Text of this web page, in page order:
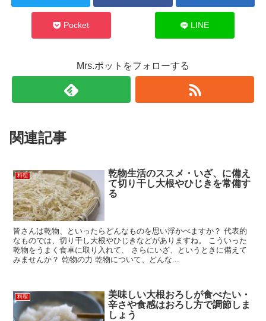
Pocket LINE
Mrs.ポットをフォローする
関連記事
料理
乾物生活のススメ・いざ、に備え
て切り干し大根やひじきを常備す
る
皆さんは乾物、といったらどんなものを思い浮かべますか？ 代表的
なものでは、切り干し大根やひじきなどがありますね。 こういった
乾物をうまく食卓に取り入れて、 さらにいざ、というときに備えて
みませんか？ 乾物の力 乾物について、どんな...
料理
美味しい大根おろしが食べたい・
辛さや食感はおろし方で調節しま
しょう